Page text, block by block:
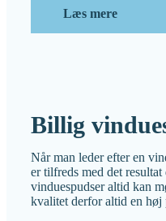
Læs mere
Billig
Når man leder efter en
er tilfreds med det
vinduespudser altid kan
kvalitet derfor altid en høj